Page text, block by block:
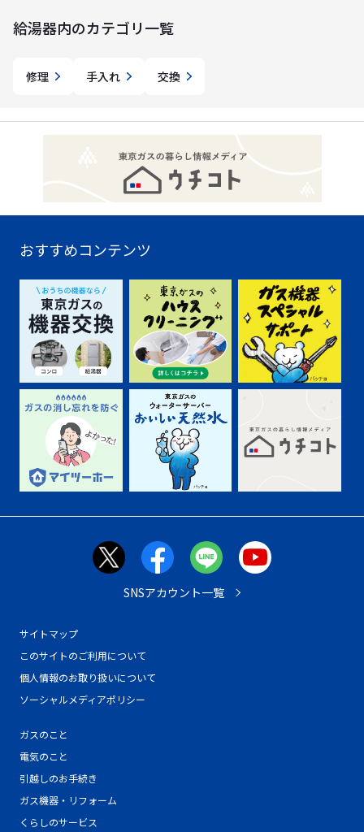
給湯器内のカテゴリ一覧
修理 手入れ 交換
おすすめコンテンツ
サイトマップ
このサイトのご利用について
個人情報のお取り扱いについて
ソーシャルメディアポリシー
ガスのこと
電気のこと
引越しのお手続き
ガス機器・リフォーム
くらしのサービス
SNSアカウント一覧